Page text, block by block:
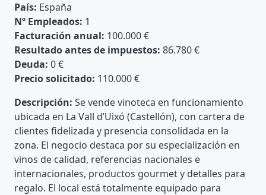
País: España
Nº Empleados: 1
Facturación anual: 100.000 €
Resultado antes de impuestos: 86.780 €
Deuda: 0 €
Precio solicitado: 110.000 €
Descripción: Se vende vinoteca en funcionamiento
ubicada en La Vall d’Uixó (Castellón), con cartera de
clientes fidelizada y presencia consolidada en la
zona. El negocio destaca por su especialización en
vinos de calidad, referencias nacionales e
internacionales, productos gourmet y detalles para
regalo. El local está totalmente equipado para